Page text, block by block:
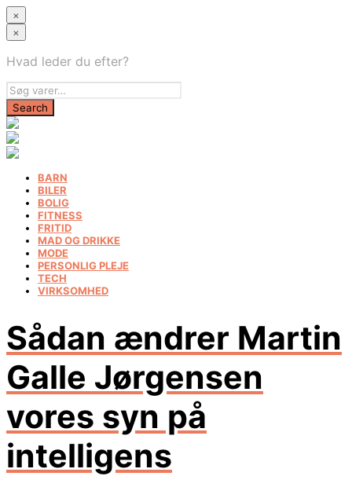
×
×
Hvad leder du efter?
BARN
BILER
BOLIG
FITNESS
FRITID
MAD OG DRIKKE
MODE
PERSONLIG PLEJE
TECH
VIRKSOMHED
Sådan ændrer Martin
Galle Jørgensen
vores syn på
intelligens